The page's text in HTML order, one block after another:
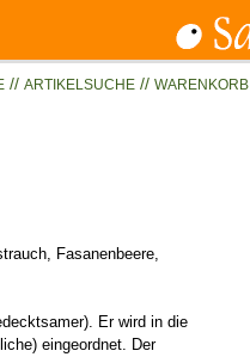
// ARTIKELSUCHE // WARENKORB
Fasanenbeere,
Er wird in die
eingeordnet. Der